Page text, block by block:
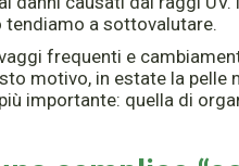
a sottovalutare.
frequenti e
motivo, in estate la
importante: quella di